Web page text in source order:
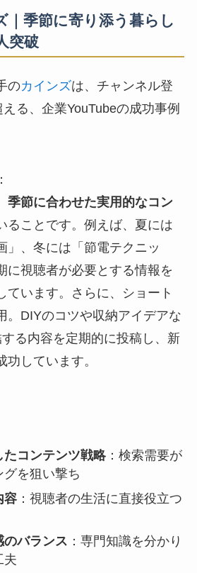
｜季節に寄り添う暮らし
突破
のカインズは、チャンネル登
る、企業YouTubeの成功事例
季節に合わせた実用的なコン
ることです。例えば、夏には
」、冬には「節電テクニッ
に視聴者が必要とする情報を
ています。さらに、ショート
。DIYのコツや収納アイデアな
る内容を定期的に投稿し、新
しています。
コンテンツ戦略 ：検索需要が
を狙い撃ち
容 ：視聴者の生活に直接役立つ
のバランス ：専門知識を分かり
夫